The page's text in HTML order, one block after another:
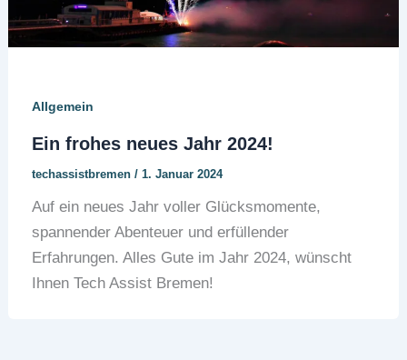
Allgemein
Ein frohes neues Jahr 2024!
techassistbremen / 1. Januar 2024
Auf ein neues Jahr voller Glücksmomente,
spannender Abenteuer und erfüllender
Erfahrungen. Alles Gute im Jahr 2024, wünscht
Ihnen Tech Assist Bremen!